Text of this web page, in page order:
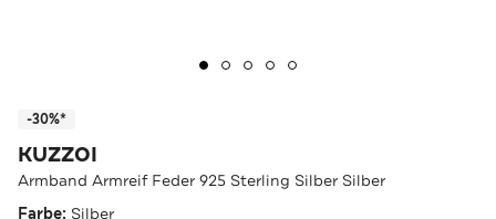
-30%*
KUZZOI
Armband Armreif Feder 925 Sterling Silber Silber
Farbe: Silber